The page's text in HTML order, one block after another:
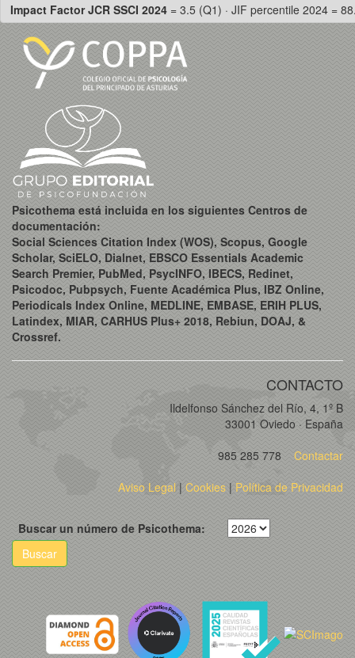
Impact Factor JCR SSCI 2024 = 3.5 (Q1) · JIF percentile 2024 =
Psicothema está incluida en los siguientes Centros de
documentación:
Social Sciences Citation Index (WOS), Scopus, Google
Scholar, SciELO, Dialnet, EBSCO Essentials Academic
Search Premier, PubMed, PsycINFO, IBECS, Redinet,
Psicodoc, Pubpsych, Fuente Académica Plus, IBZ Online,
Periodicals Index Online, MEDLINE, EMBASE, ERIH PLUS,
Latindex, MIAR, CARHUS Plus+ 2018, Rebiun, DOAJ, &
Crossref.
CONTACTO
Ildelfonso Sánchez del Río, 4, 1º B
33001 Oviedo · España
985 285 778
Contactar
Aviso Legal| Cookies | Política de Privacidad
Buscar un número de Psicothema:
Buscar